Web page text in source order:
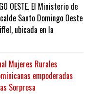
OESTE. El Ministerio de
Santo Domingo Oeste
ubicada en la
Mujeres Rurales
empoderadas
Sorpresa